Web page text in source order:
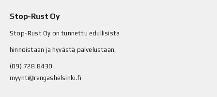
Stop-Rust Oy
Stop-Rust Oy on tunnettu edullisista
hinnoistaan ja hyvästä palvelustaan.
(09) 728 8430
myynti@rengashelsinki.fi